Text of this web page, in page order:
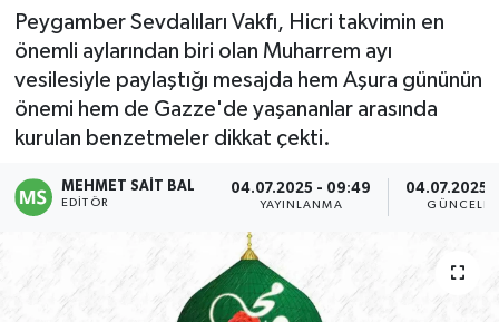
Peygamber Sevdalıları Vakfı, Hicri takvimin en
önemli aylarından biri olan Muharrem ayı
vesilesiyle paylaştığı mesajda hem Aşura gününün
önemi hem de Gazze'de yaşananlar arasında
kurulan benzetmeler dikkat çekti.
MEHMET SAIT BAL
EDITÖR
04.07.2025 - 09:49
YAYINLANMA
04.07.2025 -
Dünya
Eğitim
Ekonomi
Güncel
Tüm Manşetler
Son Dakika Haberleri
Haber Arşivi